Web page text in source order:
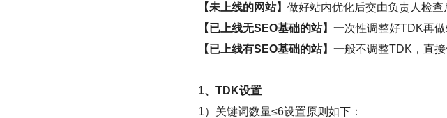
【未上线的网站】 做好站内优化后交由负责人检查
【已上线无SEO基础的站】 一次性调整好TDK再
【已上线有SEO基础的站】 一般不调整TDK，直
1、TDK设置
1）关键词数量≤6设置原则如下：